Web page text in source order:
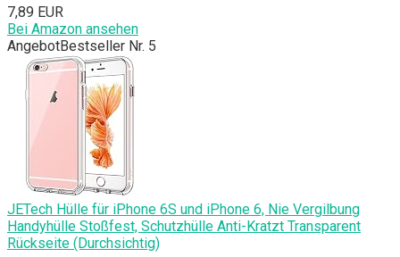
7,89 EUR
Bei Amazon ansehen
AngebotBestseller Nr. 5
JETech Hülle für iPhone 6S und iPhone 6, Nie Vergilbung
Handyhülle Stoßfest, Schutzhülle Anti-Kratzt Transparent
Rückseite (Durchsichtig)